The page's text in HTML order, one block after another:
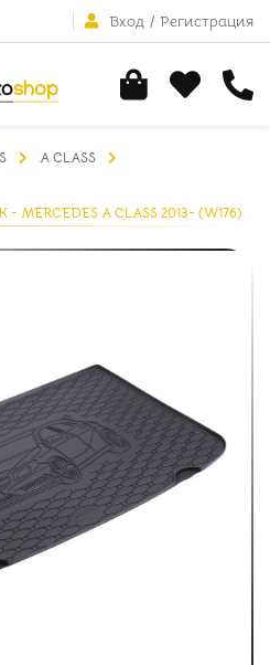
Вход / Регистрация
A CLASS
A CLASS 2013- (W176)